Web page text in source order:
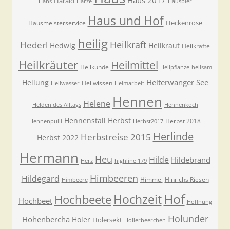
Hausmeisterservice Haus und Hof Heckenrose
Hederl Hedwig heilig Heilkraft Heilkraut Heilkräfte
Heilkräuter Heilkunde Heilmittel Heilpflanze heilsam
Heilung Heilwasser Heilwissen Heimarbeit Heiterwanger See
Helden des Alltags Helene Hennen Hennenkoch
Hennenpulli Hennenstall Herbst Herbst2017 Herbst 2018
Herbst 2022 Herbstreise 2015 Herlinde
Hermann Herz Heu highline 179 Hilde Hildebrand
Hildegard Himbeere Himbeeren Himmel Hinrichs Riesen
Hochbeet Hochbeete Hochzeit Hof Hoffnung
Hohenbercha Holer Holersekt Hollerbeerchen Holunder